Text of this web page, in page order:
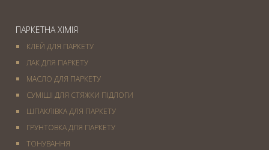
ПАРКЕТНА ХІМІЯ
КЛЕЙ ДЛЯ ПАРКЕТУ
ЛАК ДЛЯ ПАРКЕТУ
МАСЛО ДЛЯ ПАРКЕТУ
СУМІШІ ДЛЯ СТЯЖКИ ПІДЛОГИ
ШПАКЛІВКА ДЛЯ ПАРКЕТУ
ГРУНТОВКА ДЛЯ ПАРКЕТУ
ТОНУВАННЯ